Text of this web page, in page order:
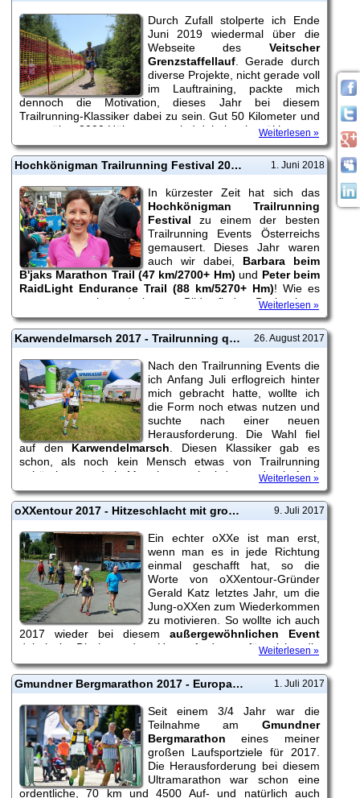
Durch Zufall stolperte ich Ende
Juni 2019 wiedermal über die
Webseite desVeitscher
Grenzstaffellauf. Gerade durch
diverse Projekte, nicht gerade voll
im Lauftraining, packte mich
dennoch die Motivation, dieses Jahr bei diesem
Trailrunning-Klassiker dabei zu sein. Gut 50 Kilometer und
etwas über 2000 Höhenmeter sind dabei zu bewältigen.
Weiterlesen »
Hochkönigman Trailrunning Festival 2018 - wir waren dabei! 1. Juni 2018
In kürzester Zeit hat sich das
Hochkönigman Trailrunning
Festival zu einem der besten
Trailrunning Events Österreichs
gemausert. Dieses Jahr waren
auch wir dabei, Barbara beim
B'jaks Marathon Trail (47 km/2700+ Hm) und Peter beim
RaidLight Endurance Trail (88 km/5270+ Hm)! Wie es
uns ergangen ist und ein paar Bilder findest Du in einem
kleinen Bericht!
Weiterlesen »
Karwendelmarsch 2017 - Trailrunning quer durch den Naturpark Karwendel 26. August 2017
Nach den Trailrunning Events die
ich Anfang Juli erflogreich hinter
mich gebracht hatte, wollte ich
die Form noch etwas nutzen und
suchte nach einer neuen
Herausforderung. Die Wahl fiel
auf denKarwendelmarsch . Diesen Klassiker gab es
schon, als noch kein Mensch etwas von Trailrunning
gehört hatte und ein Marathon noch als 'extrem' galt. Auch
Barbara wollte dabei sein und sich an den 35 Kilometern
versuchen.
Weiterlesen »
oXXentour 2017 - Hitzeschlacht mit großer Kameradschaft 9. Juli 2017
Ein echter oXXe ist man erst,
wenn man es in jede Richtung
einmal geschafft hat, so die
Worte von oXXentour-Gründer
Gerald Katz letztes Jahr, um die
Jung-oXXen zum Wiederkommen
zu motivieren. So wollte ich auch
2017 wieder bei diesemaußergewöhnlichen Event
dabeisein. Die besondere Herausforderung für mich - die
oXXentour 2017 fand nur 8 Tage nach meiner Teilnahme
am Gmundner...
Weiterlesen »
Gmundner Bergmarathon 2017 - Europas schönster Erlebnislauf 1. Juli 2017
Seit einem 3/4 Jahr war die
Teilnahme amGmundner
Bergmarathon eines meiner
großen Laufsportziele für 2017.
Die Herausforderung bei diesem
Ultramarathon war schon eine
ordentliche, 70 km und 4500 Auf- und natürlich auch